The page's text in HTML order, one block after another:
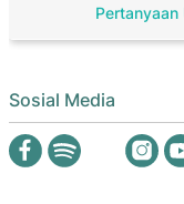
Pertanyaan
Sosial Media